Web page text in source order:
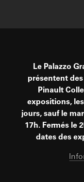
Le Palazzo
présentent
Pinault
expositions,
jours, sauf le
17h. Fermés le
dates des